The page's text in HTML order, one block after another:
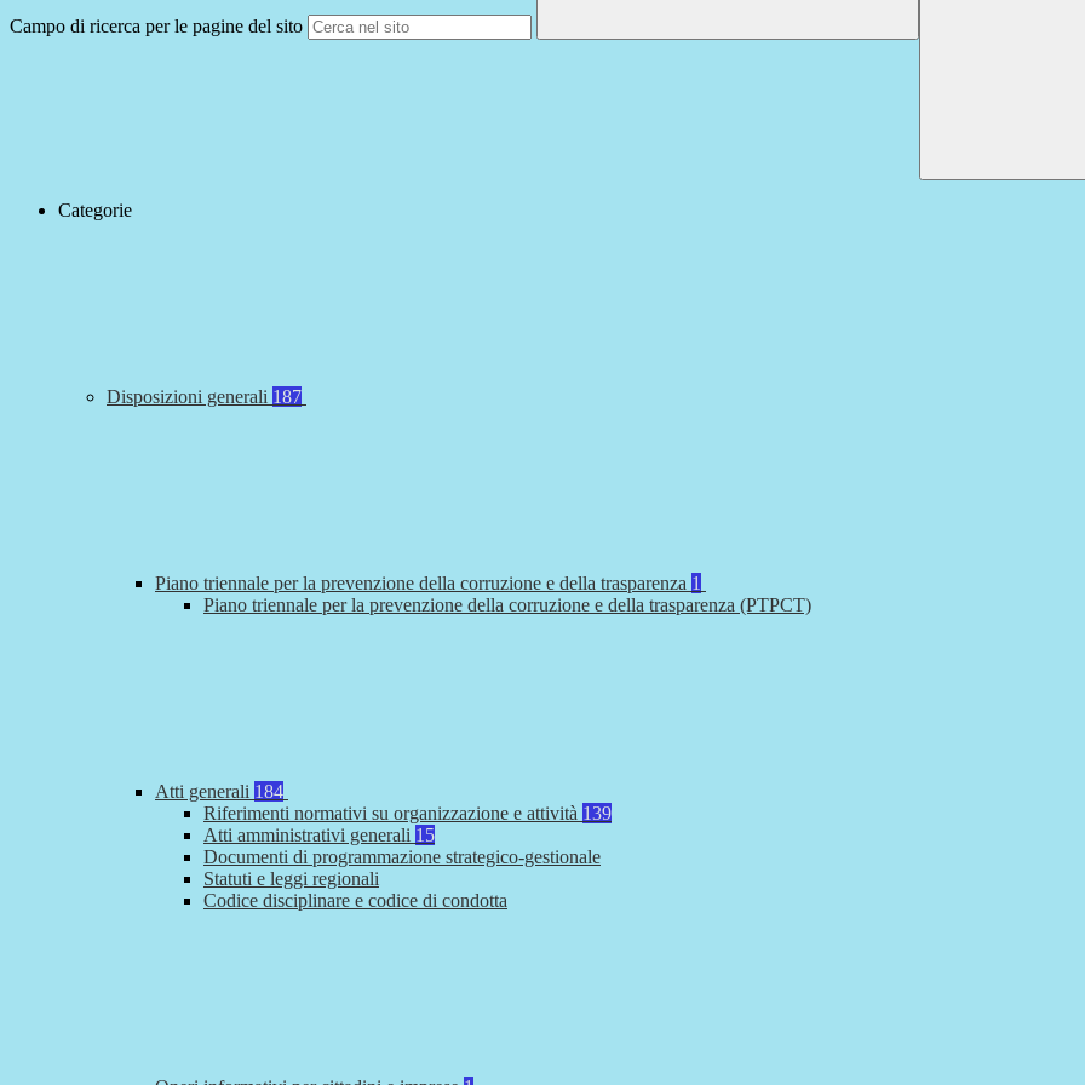
Campo di ricerca per le pagine del sito
Categorie
Disposizioni generali 187
Piano triennale per la prevenzione della corruzione e della trasparenza 1
Piano triennale per la prevenzione della corruzione e della trasparenza (PTPCT)
Atti generali 184
Riferimenti normativi su organizzazione e attività 139
Atti amministrativi generali 15
Documenti di programmazione strategico-gestionale
Statuti e leggi regionali
Codice disciplinare e codice di condotta